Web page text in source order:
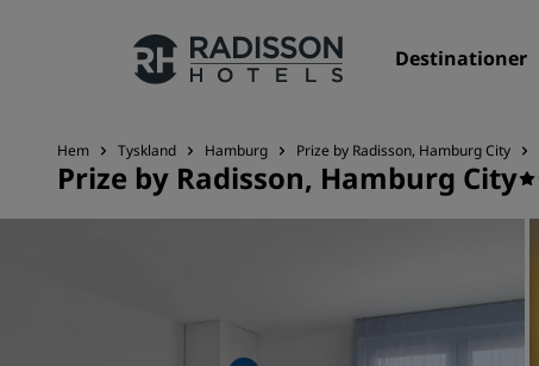
Destinationer
Våra märken
Hem Tyskland Hamburg Prize by Radisson, Hamburg City
Prize by Radisson, Hamburg City